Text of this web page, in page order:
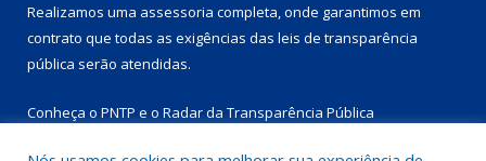
Realizamos uma assessoria completa, onde garantimos em
contrato que todas as exigências das leis de transparência
pública serão atendidas.
Conheça o PNTP e o Radar da Transparência Pública